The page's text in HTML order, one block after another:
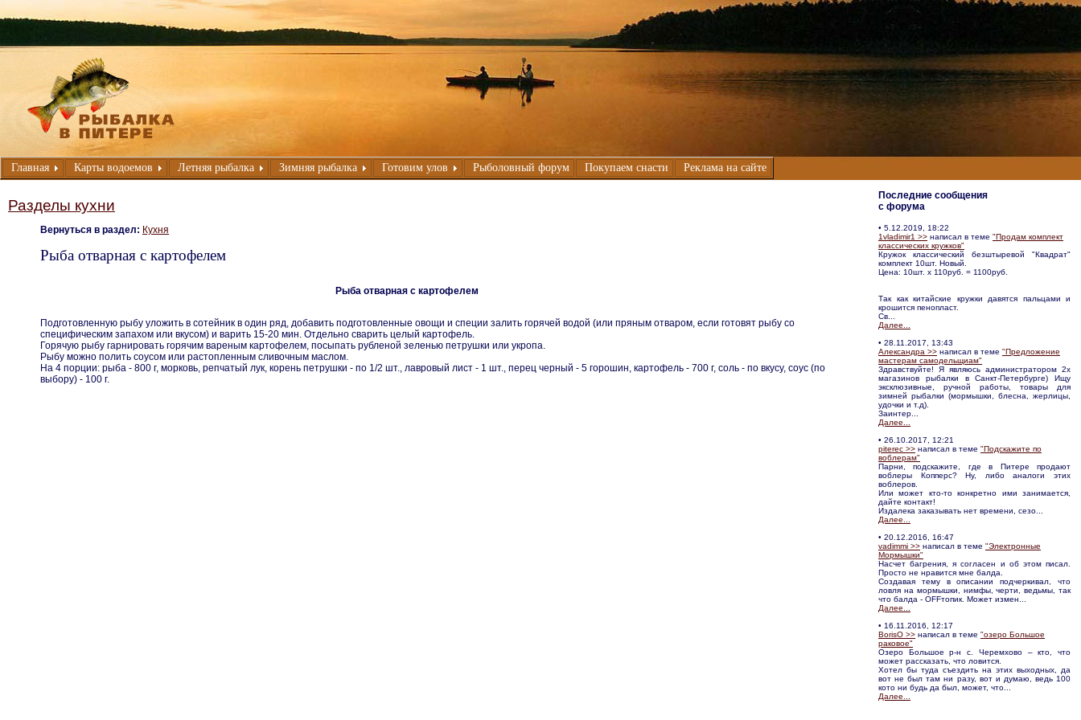
Главная Карты водоемов Летняя рыбалка Зимняя рыбалка Готовим улов Рыболовный форум Покупаем снасти Реклама на сайте
Разделы кухни
Вернуться в раздел: Кухня
Рыба отварная с картофелем
Рыба отварная с картофелем
Подготовленную рыбу уложить в сотейник в один ряд, добавить подготовленные овощи и специи залить горячей водой (или пряным отваром, если готовят рыбу со
специфическим запахом или вкусом) и варить 15-20 мин. Отдельно сварить целый картофель.
Горячую рыбу гарнировать горячим вареным картофелем, посыпать рубленой зеленью петрушки или укропа.
Рыбу можно полить соусом или растопленным сливочным маслом.
На 4 порции: рыба - 800 г, морковь, репчатый лук, корень петрушки - по 1/2 шт., лавровый лист - 1 шт., перец черный - 5 горошин, картофель - 700 г, соль - по вкусу, соус (по
выбору) - 100 г.
Последние сообщения
с форума
• 5.12.2019, 18:22
1vladimir1 >> написал в теме "Продам комплект
классических кружков"
Кружок классический безштыревой "Квадрат"
комплект 10шт. Новый.
Цена: 10шт. х 110руб. = 1100руб.
Так как китайские кружки давятся пальцами и
крошится пенопласт.
Св...
Далее...
• 28.11.2017, 13:43
Александра >> написал в теме "Предложение
мастерам самодельщиам"
Здравствуйте! Я являюсь администратором 2х
магазинов рыбалки в Санкт-Петербурге) Ищу
эксклюзивные, ручной работы, товары для
зимней рыбалки (мормышки, блесна, жерлицы,
удочки и т.д).
Заинтер...
Далее...
• 26.10.2017, 12:21
piterec >> написал в теме "Подскажите по
воблерам"
Парни, подскажите, где в Питере продают
воблеры Копперс? Ну, либо аналоги этих
воблеров.
Или может кто-то конкретно ими занимается,
дайте контакт!
Издалека заказывать нет времени, сезо...
Далее...
• 20.12.2016, 16:47
vadimmi >> написал в теме "Электронные
Мормышки"
Насчет багрения, я согласен и об этом писал.
Просто не нравится мне балда.
Создавая тему в описании подчеркивал, что
ловля на мормышки, нимфы, черти, ведьмы, так
что балда - OFFтопик. Может измен...
Далее...
• 16.11.2016, 12:17
BorisO >> написал в теме "озеро Большое
раковое"
Озеро Большое р-н с. Черемхово – кто, что
может рассказать, что ловится.
Хотел бы туда съездить на этих выходных, да
вот не был там ни разу, вот и думаю, ведь 100
кото ни будь да был, может, что...
Далее...